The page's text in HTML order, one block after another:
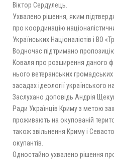
Віктор Сердулець.
Ухвалено рішення, яким
про координацію
Українських Націоналістів і ВО
Водночас підтримано
Коваля про розширення даного
нього ветеранських громадських
засадах ідеології українського
Заслухано доповідь Андрія
Ради Українців Криму з метою
проживають на окупованій
також звільнення Криму і
окупантів.
Одностайно ухвалено рішення